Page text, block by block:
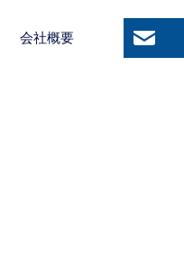
会社概要